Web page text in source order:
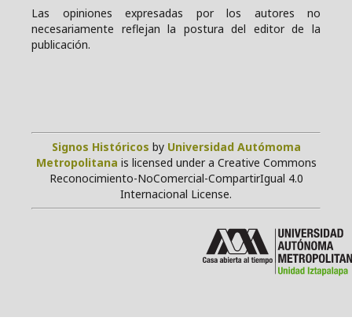
Las opiniones expresadas por los autores no
necesariamente reflejan la postura del editor de la
publicación.
Signos Históricos by Universidad Autómoma
Metropolitana is licensed under a Creative Commons
Reconocimiento-NoComercial-CompartirIgual 4.0
Internacional License.